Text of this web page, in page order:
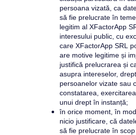
persoana vizată, ca
să fie prelucrate în
legitim al XFactorApp
interesului public, cu
care XFactorApp SRL
are motive legitime și
justifică prelucrarea și
asupra intereselor,
persoanelor vizate sau
constatarea,
unui drept în instanță;
în orice moment, în
nicio justificare, că
să fie prelucrate în